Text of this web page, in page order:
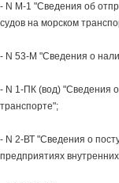
- N М-1 "Сведения об
судов на морском
- N 53-М "Сведения о
- N 1-ПК (вод) "Сведения
транспорте";
- N 2-ВТ "Сведения о
предприятиях